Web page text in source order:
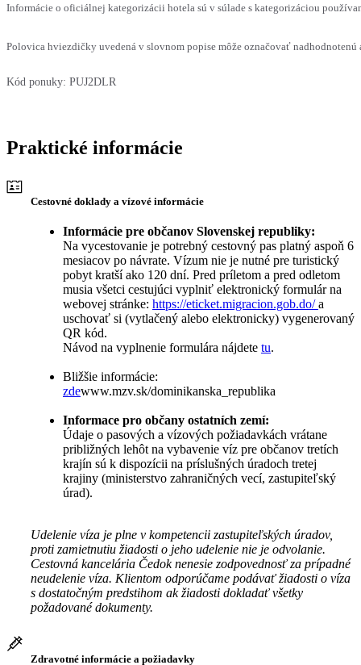
Informácie o oficiálnej kategorizácii hotela sú v súlade s kategorizáciou
Polovica hviezdičky uvedená v slovnom popise môže označovať
Kód ponuky: PUJ2DLR
Praktické informácie
Cestovné doklady a vízové informácie
Informácie pre občanov Slovenskej republiky:
Na vycestovanie je potrebný cestovný pas platný aspoň 6
mesiacov po návrate. Vízum nie je nutné pre turistický
pobyt kratší ako 120 dní. Pred príletom a pred odletom
musia všetci cestujúci vyplniť elektronický formulár na
webovej stránke: https://eticket.migracion.gob.do/a
uschovať si (vytlačený alebo elektronicky) vygenerovaný
QR kód.
Návod na vyplnenie formulára nájdete tu.
Bližšie informácie:
zdewww.mzv.sk/dominikanska_republika
Informace pro občany ostatních zemí:
Údaje o pasových a vízových požiadavkách vrátane
približných lehôt na vybavenie víz pre občanov tretích
krajín sú k dispozícii na príslušných úradoch tretej
krajiny (ministerstvo zahraničných vecí, zastupiteľský
úrad).
Udelenie víza je plne v kompetencii zastupiteľských úradov,
proti zamietnutiu žiadosti o jeho udelenie nie je odvolanie.
Cestovná kancelária Čedok nenesie zodpovednosť za prípadné
neudelenie víza. Klientom odporúčame podávať žiadosti o víza
s dostatočným predstihom ak žiadosti dokladať všetky
požadované dokumenty.
Zdravotné informácie a požiadavky